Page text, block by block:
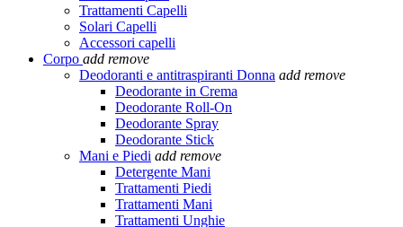
Trattamenti Capelli
Solari Capelli
Accessori capelli
Corpo add remove
Deodoranti e antitraspiranti Donna add remove
Deodorante in Crema
Deodorante Roll-On
Deodorante Spray
Deodorante Stick
Mani e Piedi add remove
Detergente Mani
Trattamenti Piedi
Trattamenti Mani
Trattamenti Unghie